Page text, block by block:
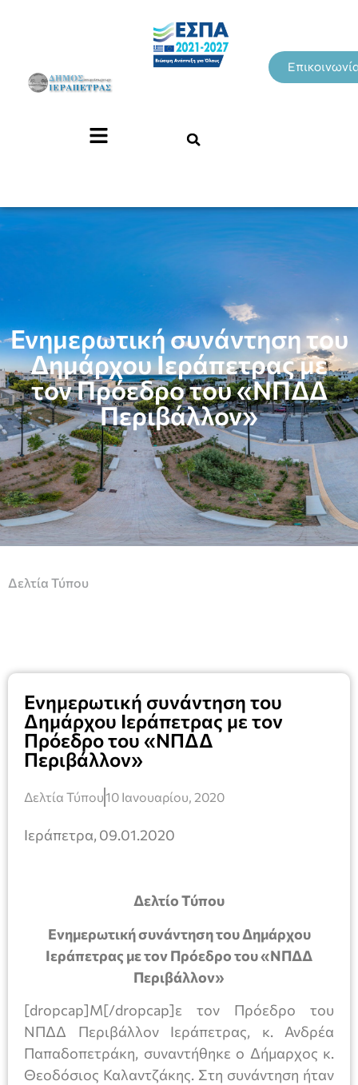
Ενημερωτική συνάντηση του
Δημάρχου Ιεράπετρας με
τον Πρόεδρο του «ΝΠΔΔ
Περιβάλλον»
Δελτία Τύπου
Ενημερωτική συνάντηση του
Δημάρχου Ιεράπετρας με τον
Πρόεδρο του «ΝΠΔΔ
Περιβάλλον»
Δελτία Τύπου10 Ιανουαρίου, 2020
Ιεράπετρα, 09.01.2020
Δελτίο Τύπου
Ενημερωτική συνάντηση του Δημάρχου
Ιεράπετρας με τον Πρόεδρο του «ΝΠΔΔ
Περιβάλλον»
[dropcap]Μ[/dropcap]ε τον Πρόεδρο του
ΝΠΔΔ Περιβάλλον Ιεράπετρας, κ. Ανδρέα
Παπαδοπετράκη, συναντήθηκε ο Δήμαρχος κ.
Θεοδόσιος Καλαντζάκης. Στη συνάντηση ήταν